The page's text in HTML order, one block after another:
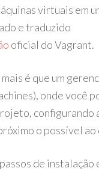
virtuais em
e traduzido
oficial do Vagrant.
é que um
onde você
configurando
o possível ao
de instalação